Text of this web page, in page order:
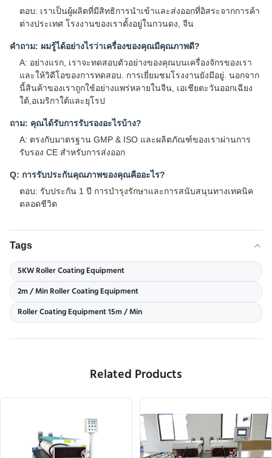
ตอบ: เราเป็นผู้ผลิตที่มีสิทธิการนําเข้าและส่งออกที่อิสระจากการค้า
ต่างประเทศ โรงงานของเราตั้งอยู่ในกวนดง, จีน
คําถาม: ผมรู้ได้อย่างไรว่าเครื่องของคุณมีคุณภาพดี?
A: อย่างแรก, เราจะทดสอบตัวอย่างของคุณบนเครื่องจักรของเรา
และให้วิดีโอของการทดสอบ. การเยี่ยมชมโรงงานยังมีอยู่. นอกจาก
นี้สินค้าของเราถูกใช้อย่างแพร่หลายในจีน, เอเชียตะวันออกเฉียง
ใต้,อเมริกาใต้และยุโรป
ถาม: คุณได้รับการรับรองอะไรบ้าง?
A: ตรงกับมาตรฐาน GMP & ISO และผลิตภัณฑ์ของเราผ่านการ
รับรอง CE สําหรับการส่งออก
Q: การรับประกันคุณภาพของคุณคืออะไร?
ตอบ: รับประกัน 1 ปี การบํารุงรักษาและการสนับสนุนทางเทคนิค
ตลอดชีวิต
Tags
5KW Roller Coating Equipment
2m / Min Roller Coating Equipment
Roller Coating Equipment 15m / Min
Related Products